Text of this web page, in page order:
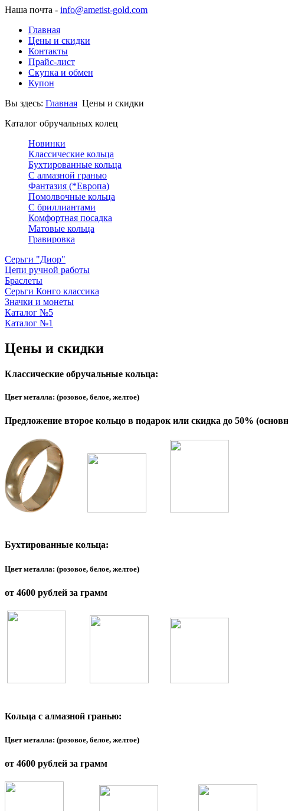
Наша почта - info@ametist-gold.com
Главная
Цены и скидки
Контакты
Прайс-лист
Скупка и обмен
Купон
Вы здесь: Главная Цены и скидки
Каталог обручальных колец
Новинки
Классические кольца
Бухтированные кольца
С алмазной гранью
Фантазия (*Европа)
Помолвочные кольца
С бриллиантами
Комфортная посадка
Матовые кольца
Гравировка
Серьги "Диор"
Цепи ручной работы
Браслеты
Серьги Конго классика
Значки и монеты
Каталог №5
Каталог №1
Цены и скидки
Классические обручальные кольца:
Цвет металла: (розовое, белое, желтое)
Предложение второе кольцо в подарок или скидка до 50%
Бухтированные кольца:
Цвет металла: (розовое, белое, желтое)
от 4600 рублей за грамм
Кольца с алмазной гранью:
Цвет металла: (розовое, белое, желтое)
от 4600 рублей за грамм